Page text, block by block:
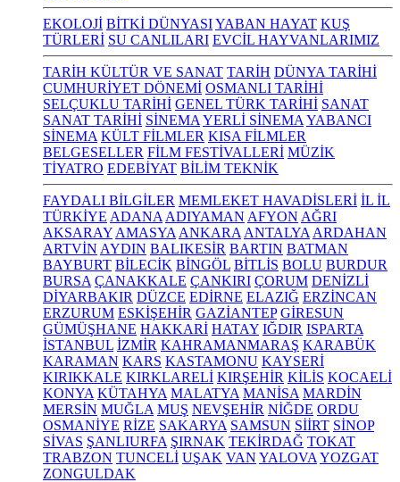
EKOLOJİ BİTKİ DÜNYASIYABAN HAYAT KUŞ
TÜRLERİ SU CANLILARI EVCİL HAYVANLARIMIZ
TARİH KÜLTÜR VE SANAT TARİH DÜNYA TARİHİ
CUMHURİYET DÖNEMİ OSMANLI TARİHİ
SELÇUKLU TARİHİ GENEL TÜRK TARİHİ SANAT
SANAT TARİHİ SİNEMA YERLİ SİNEMA YABANCI
SİNEMA KÜLT FİLMLER KISA FİLMLER
BELGESELLER FİLM FESTİVALLERİ MÜZİK
TİYATRO EDEBİYAT BİLİM TEKNİK
FAYDALI BİLGİLER MEMLEKET HAVADİSLERİ İL İL
TÜRKİYE ADANA ADIYAMAN AFYON AĞRI
AKSARAY AMASYA ANKARA ANTALYA ARDAHAN
ARTVİN AYDIN BALIKESİR BARTIN BATMAN
BAYBURT BİLECİK BİNGÖL BİTLİS BOLU BURDUR
BURSA ÇANAKKALE ÇANKIRI ÇORUM DENİZLİ
DİYARBAKIR DÜZCE EDİRNE ELAZIĞ ERZİNCAN
ERZURUM ESKİŞEHİR GAZİANTEP GİRESUN
GÜMÜŞHANE HAKKARİ HATAY IĞDIR ISPARTA
İSTANBUL İZMİR KAHRAMANMARAŞ KARABÜK
KARAMAN KARS KASTAMONU KAYSERİ
KIRIKKALE KIRKLARELİ KIRŞEHİR KİLİS KOCAELİ
KONYA KÜTAHYA MALATYA MANİSA MARDİN
MERSİN MUĞLA MUŞ NEVŞEHİR NİĞDE ORDU
OSMANİYE RİZE SAKARYA SAMSUN SİİRT SİNOP
SİVAS ŞANLIURFA ŞIRNAK TEKİRDAĞ TOKAT
TRABZON TUNCELİ UŞAK VAN YALOVA YOZGAT
ZONGULDAK